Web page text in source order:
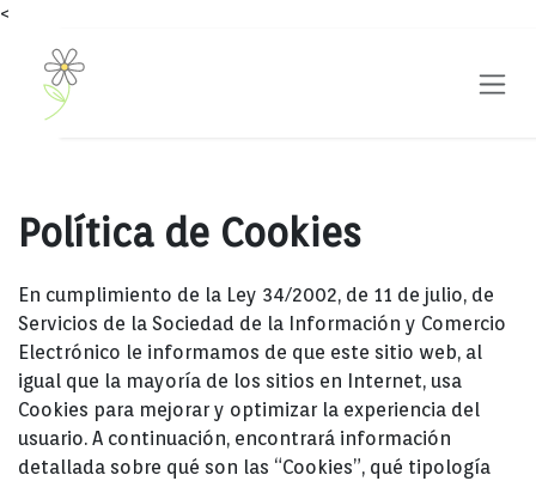
<
Política de Cookies
En cumplimiento de la Ley 34/2002, de 11 de julio, de
Servicios de la Sociedad de la Información y Comercio
Electrónico le informamos de que este sitio web, al
igual que la mayoría de los sitios en Internet, usa
Cookies para mejorar y optimizar la experiencia del
usuario. A continuación, encontrará información
detallada sobre qué son las “Cookies”, qué tipología